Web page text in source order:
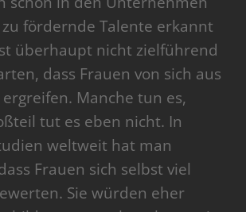
fördernde Talente erkannt
überhaupt nicht zielführend
dass Frauen von sich aus
Manche tun es,
tut es eben nicht. In
weltweit hat man
Frauen sich selbst viel
Sie würden eher